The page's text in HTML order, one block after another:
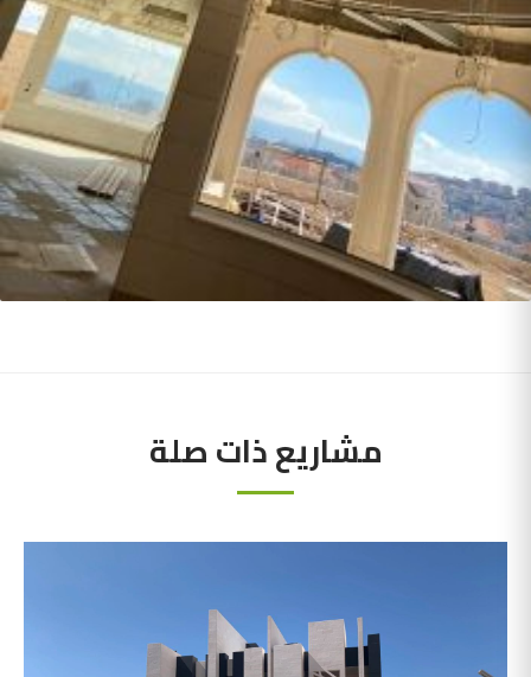
مشاريع ذات صلة